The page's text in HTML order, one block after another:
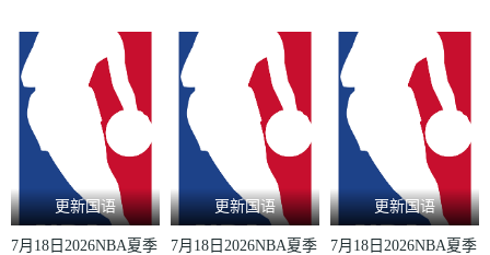
更新国语
7月18日2026NBA夏季
更新国语
7月18日2026NBA夏季
更新国语
7月18日2026NBA夏季